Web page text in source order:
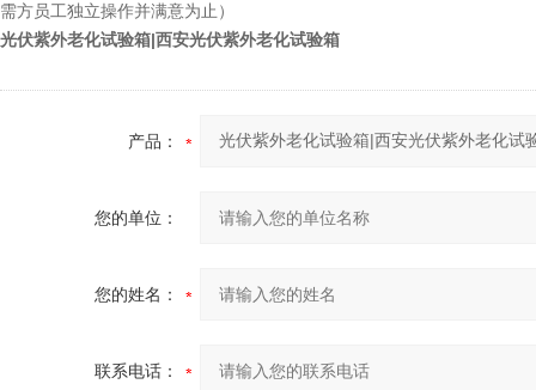
需方员工独立操作并满意为止）
光伏紫外老化试验箱|西安光伏紫外老化试验箱
产品：
您的单位：
您的姓名：
联系电话：